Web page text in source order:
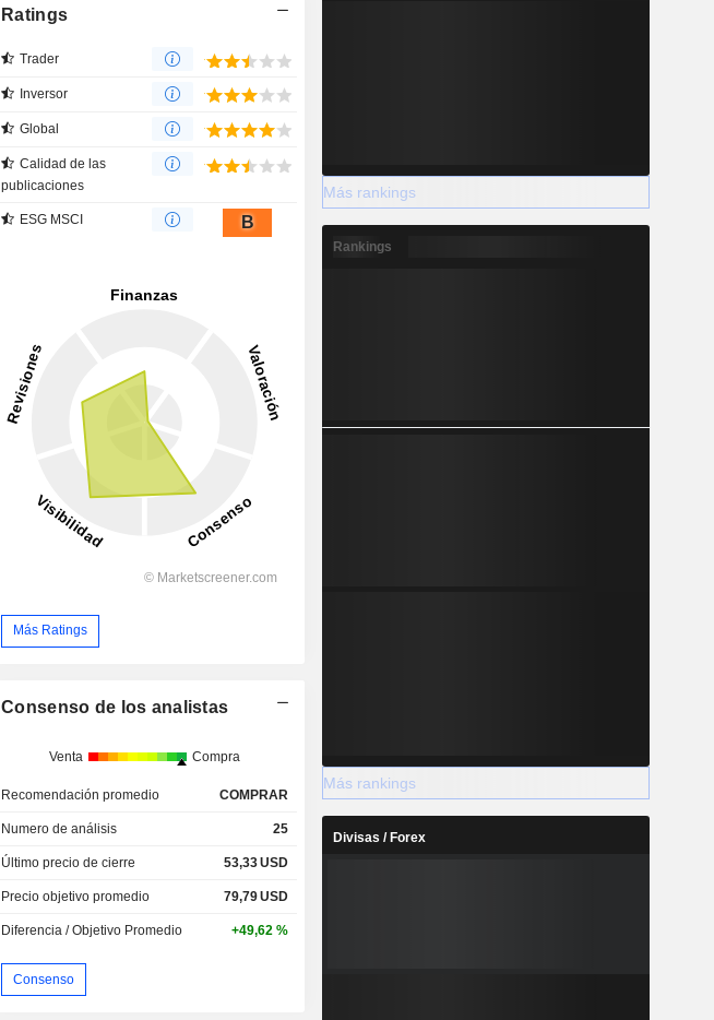
Ratings
Trader
Inversor
Global
Calidad de las
publicaciones
ESG MSCI B
Más Ratings
Consenso de los analistas
Venta Compra
Recomendación promedio COMPRAR
Numero de análisis 25
Último precio de cierre 53,33USD
Precio objetivo promedio 79,79USD
Diferencia / Objetivo Promedio +49,62 %
Consenso
Más rankings
Rankings
Más rankings
Divisas / Forex